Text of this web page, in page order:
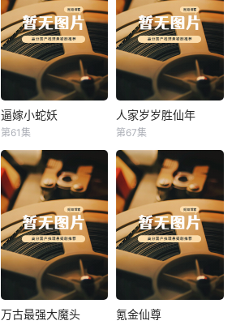
逼嫁小蛇妖
逼嫁小蛇妖
第61集
人家岁岁胜仙年
人家岁岁胜仙年
第67集
万古最强大魔头
万古最强大魔头 氪金仙尊
氪金仙尊